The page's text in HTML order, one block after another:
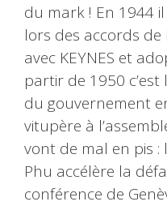
du mark ! En 1944
lors des accords
avec KEYNES et
partir de 1950
du gouvernement
vitupère à
vont de mal en pis :
Phu accélère la
conférence de